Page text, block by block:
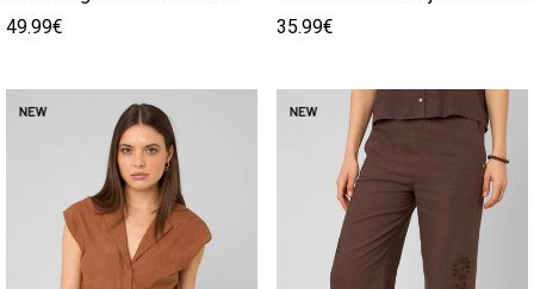
49.99€
35.99€